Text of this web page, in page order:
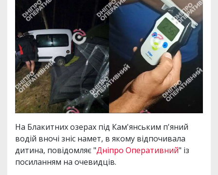
На Блакитних озерах під Кам'янським п'яний
водій вночі зніс намет, в якому відпочивала
дитина, повідомляє "Дніпро Оперативний" із
посиланням на очевидців.